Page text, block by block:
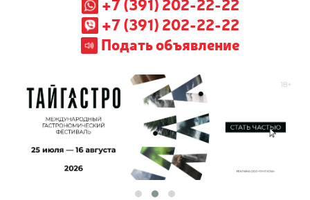
+7 (391) 202-22-22
+7 (391) 202-22-22
Подать объявление